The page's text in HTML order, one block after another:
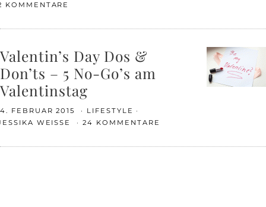
KOMMENTARE
Valentin’s Day Dos &
Don’ts – 5 No-Go’s am
Valentinstag
4. FEBRUAR 2015
LIFESTYLE
WEISSE
24 KOMMENTARE